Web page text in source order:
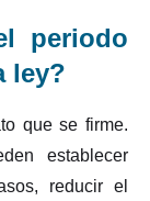
periodo
ley?
que se firme.
establecer
reducir el